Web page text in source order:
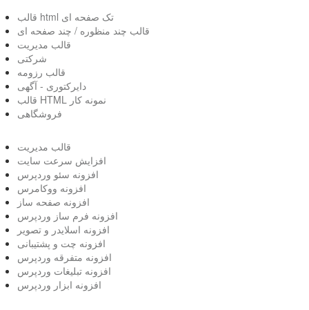
قالب html تک صفحه ای
قالب چند منظوره / چند صفحه ای
قالب مدیریت
شرکتی
قالب رزومه
دایرکتوری - آگهی
قالب HTML نمونه کار
فروشگاهی
قالب مدیریت
افزایش سرعت سایت
افزونه سئو وردپرس
افزونه ووکامرس
افزونه صفحه ساز
افزونه فرم ساز وردپرس
افزونه اسلایدر و تصویر
افزونه چت و پشتیبانی
افزونه متفرقه وردپرس
افزونه تبلیغات وردپرس
افزونه ابزار وردپرس